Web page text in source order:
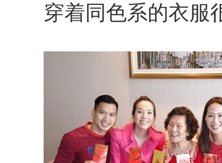
穿着同色系的衣服